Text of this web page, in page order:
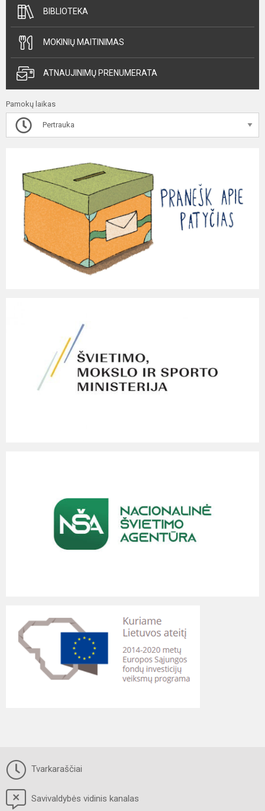
BIBLIOTEKA
MOKINIŲ MAITINIMAS
ATNAUJINIMŲ PRENUMERATA
Pamokų laikas
Pertrauka
Tvarkaraščiai
Savivaldybės vidinis kanalas